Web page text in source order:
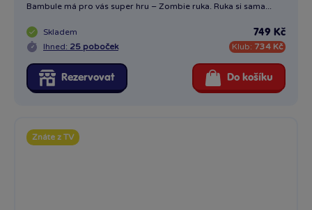
Bambule má pro vás super hru – Zombie ruka. Ruka si sama...
Skladem
Ihned: 25 poboček
749 Kč
Klub: 734 Kč
Rezervovat Do košíku
Znáte z TV